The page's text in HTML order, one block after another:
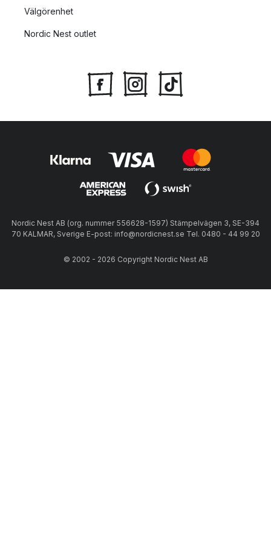
Välgörenhet
Nordic Nest outlet
Nordic Nest AB (org. nummer 556628-1597) Stämpelvägen 3, SE-394
70 KALMAR, Sverige E-post: info@nordicnest.se Tel. 0480 - 44 99 20
© 2002 - 2026 Copyright Nordic Nest AB